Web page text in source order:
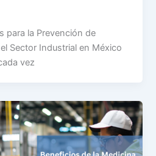
para la Prevención de
Sector Industrial en México
vez